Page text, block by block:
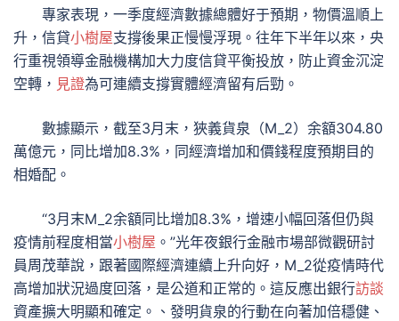
專家表現，一季度經濟數據總體好于預期，物價溫順上
升，信貸小樹屋支撐後果正慢慢浮現。往年下半年以來，央
行重視領導金融機構加大力度信貸平衡投放，防止資金沉淀
空轉， 見證為可連續支撐實體經濟留有后勁。
數據顯示，截至3月末，狹義貨泉（M_2）余額304.80
萬億元，同比增加8.3%，同經濟增加和價錢程度預期目的
相婚配。
“3月末M_2余額同比增加8.3%，增速小幅回落但仍與
疫情前程度相當小樹屋 。”光年夜銀行金融市場部微觀研討
員周茂華說，跟著國際經濟連續上升向好，M_2從疫情時代
高增加狀況過度回落，是公道和正常的。這反應出銀行訪談
資產擴大明顯和確定。、發明貨泉的行動在向著加倍穩健、